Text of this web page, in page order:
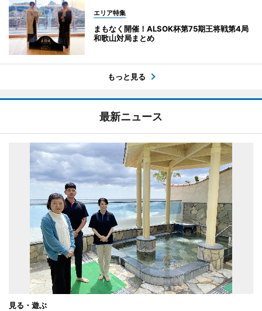
エリア特集
まもなく開催！ALSOK杯第75期王将戦第4局
和歌山対局まとめ
もっと見る
最新ニュース
見る・遊ぶ